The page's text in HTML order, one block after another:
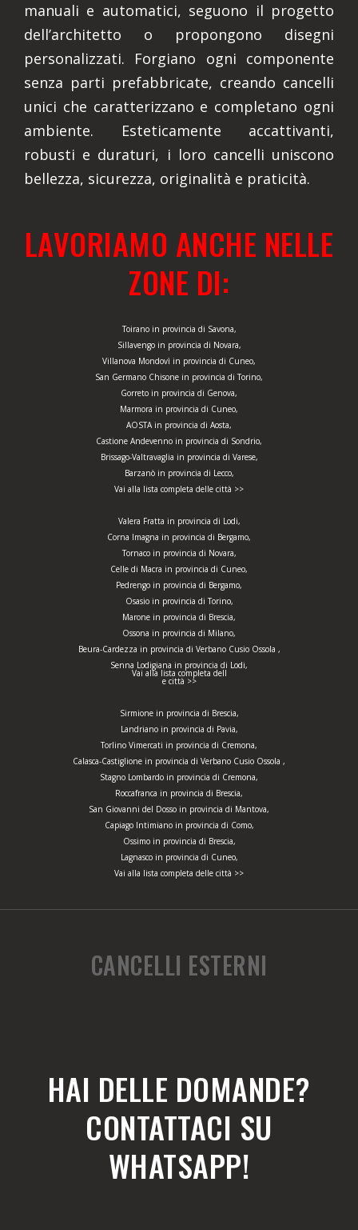
manuali e automatici, seguono il progetto
dell’architetto o propongono disegni
personalizzati. Forgiano ogni componente
senza parti prefabbricate, creando cancelli
unici che caratterizzano e completano ogni
ambiente. Esteticamente accattivanti,
robusti e duraturi, i loro cancelli uniscono
bellezza, sicurezza, originalità e praticità.
LAVORIAMO ANCHE NELLE
ZONE DI:
Toirano in provincia di Savona,
Sillavengo in provincia di Novara,
Villanova Mondovì in provincia di Cuneo,
San Germano Chisone in provincia di Torino,
Gorreto in provincia di Genova,
Marmora in provincia di Cuneo,
AOSTA in provincia di Aosta,
Castione Andevenno in provincia di Sondrio,
Brissago-Valtravaglia in provincia di Varese,
Barzanò in provincia di Lecco,
Vai alla lista completa delle città >>
Valera Fratta in provincia di Lodi,
Corna Imagna in provincia di Bergamo,
Tornaco in provincia di Novara,
Celle di Macra in provincia di Cuneo,
Pedrengo in provincia di Bergamo,
Osasio in provincia di Torino,
Marone in provincia di Brescia,
Ossona in provincia di Milano,
Beura-Cardezza in provincia di Verbano Cusio Ossola ,
Senna Lodigiana in provincia di Lodi,
Vai alla lista completa dell
e città >>
Sirmione in provincia di Brescia,
Landriano in provincia di Pavia,
Torlino Vimercati in provincia di Cremona,
Calasca-Castiglione in provincia di Verbano Cusio Ossola ,
Stagno Lombardo in provincia di Cremona,
Roccafranca in provincia di Brescia,
San Giovanni del Dosso in provincia di Mantova,
Capiago Intimiano in provincia di Como,
Ossimo in provincia di Brescia,
Lagnasco in provincia di Cuneo,
Vai alla lista completa delle città >>
CANCELLI ESTERNI
HAI DELLE DOMANDE?
CONTATTACI SU
WHATSAPP!